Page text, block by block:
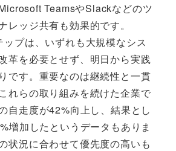
TeamsやSlackなどのツ
レッジ共有も効果的です。
ップは、いずれも大規模なシス
革を必要とせず、明日から実践
です。重要なのは継続性と一貫
れらの取り組みを続けた企業で
自走度が42%向上し、結果とし
増加したというデータもありま
状況に合わせて優先度の高いも